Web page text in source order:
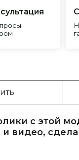
с этой
видео,